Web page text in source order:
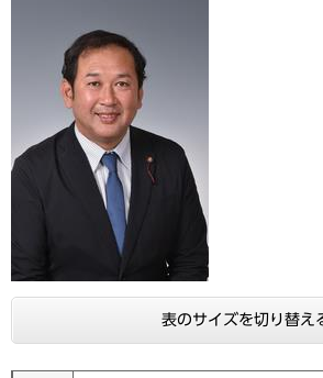
表のサイズを切り替え